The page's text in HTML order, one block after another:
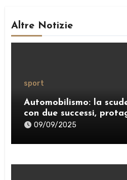
Altre Notizie
sport
Automobilismo: la
con due successi,
weekend
09/09/2025